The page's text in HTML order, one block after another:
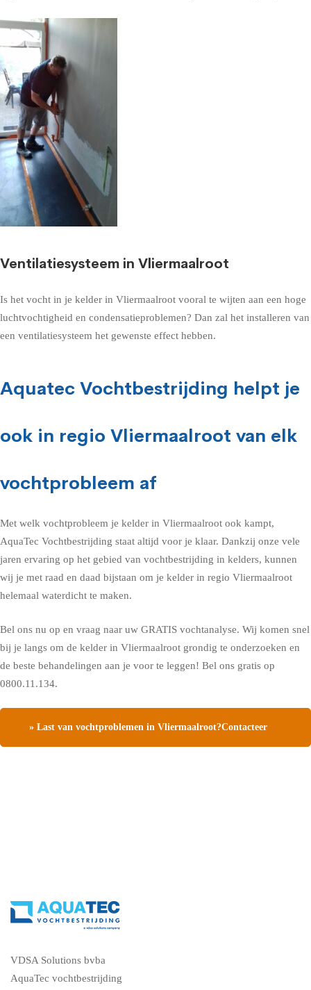
Ventilatiesysteem in Vliermaalroot
Is het vocht in je kelder in Vliermaalroot vooral te wijten aan een hoge
luchtvochtigheid en condensatieproblemen? Dan zal het installeren van
een ventilatiesysteem het gewenste effect hebben.
Aquatec Vochtbestrijding helpt je
ook in regio Vliermaalroot van elk
vochtprobleem af
Met welk vochtprobleem je kelder in Vliermaalroot ook kampt,
AquaTec Vochtbestrijding staat altijd voor je klaar. Dankzij onze vele
jaren ervaring op het gebied van vochtbestrijding in kelders, kunnen
wij je met raad en daad bijstaan om je kelder in regio Vliermaalroot
helemaal waterdicht te maken.
Bel ons nu op en vraag naar uw GRATIS vochtanalyse. Wij komen snel
bij je langs om de kelder in Vliermaalroot grondig te onderzoeken en
de beste behandelingen aan je voor te leggen! Bel ons gratis op
0800.11.134.
» Last van vochtproblemen in Vliermaalroot?Contacteer
VDSA Solutions bvba
AquaTec vochtbestrijding